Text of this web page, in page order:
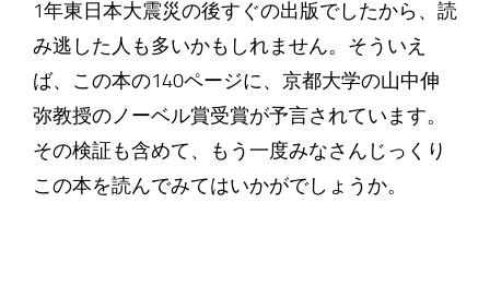
1年東日本大震災の後すぐの出版でしたから、読
み逃した人も多いかもしれません。そういえ
ば、この本の140ページに、京都大学の山中伸
弥教授のノーベル賞受賞が予言されています。
その検証も含めて、もう一度みなさんじっくり
この本を読んでみてはいかがでしょうか。